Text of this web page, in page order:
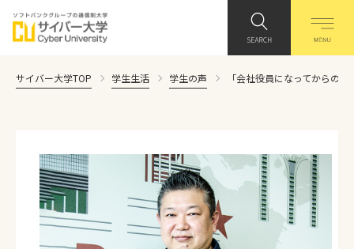
サイバー大学TOP 学生生活 学生の声 「会社役員になってからの